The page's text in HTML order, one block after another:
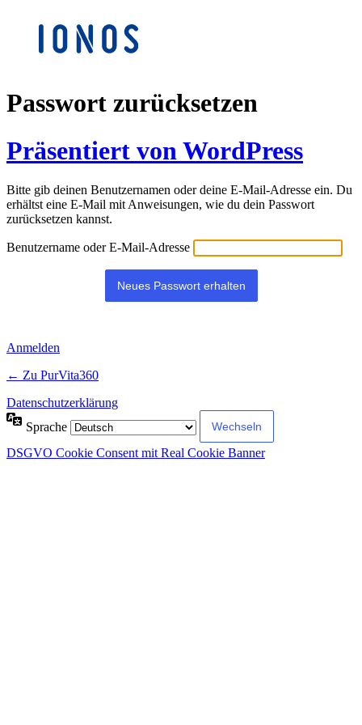
Passwort zurücksetzen
Präsentiert von WordPress
Bitte gib deinen Benutzernamen oder deine E-Mail-Adresse ein. Du
erhältst eine E-Mail mit Anweisungen, wie du dein Passwort
zurücksetzen kannst.
Benutzername oder E-Mail-Adresse
Anmelden
← Zu PurVita360
Datenschutzerklärung
Sprache
DSGVO Cookie Consent mit Real Cookie Banner